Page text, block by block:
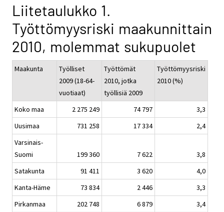
Liitetaulukko 1.
Työttömyysriski maakunnittain
2010, molemmat sukupuolet
Maakunta
Työlliset
2009 (18-64-
vuotiaat)
Työttömät
2010, jotka
työllisiä 2009
Työttömyysriski
2010 (%)
Koko maa 2 275 249 74 797
3,3
Uusimaa
731 258 17 334
2,4
Varsinais-
Suomi
199 360 7 622
3,8
Satakunta
91 411 3 620
4,0
Kanta-Häme
73 834 2 446
3,3
Pirkanmaa
202 748 6 879
3,4